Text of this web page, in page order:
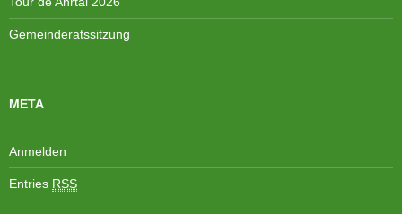
Gemeinderatssitzung
META
Anmelden
Entries RSS